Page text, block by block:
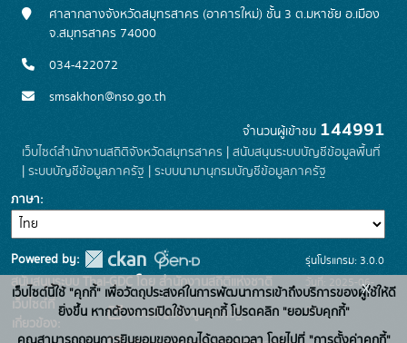
ศาลากลางจังหวัดสมุทรสาคร (อาคารใหม่) ชั้น 3 ต.มหาชัย อ.เมือง
จ.สมุทรสาคร 74000
034-422072
smsakhon@nso.go.th
จำนวนผู้เข้าชม 144991
เว็บไซต์สำนักงานสถิติจังหวัดสมุทรสาคร | สนับสนุนระบบบัญชีข้อมูลพื้นที่
| ระบบบัญชีข้อมูลภาครัฐ | ระบบนามานุกรมบัญชีข้อมูลภาครัฐ
ภาษา
Powered by:
สนับสนุนระบบ Thai-GDC โดย สำนักงานสถิติแห่งชาติ
เว็บไซต์ที่
เกี่ยวข้อง:
ระบบบัญชีข้อมูลภาครัฐ
รุ่นโปรแกรม: 3.0.0
วันที่: 2025-06-
26
เว็บไซต์นี้ใช้ "คุกกี้" เพื่อวัตถุประสงค์ในการพัฒนาการเข้าถึงบริการของผู้ใช้ให้ดี
ยิ่งขึ้น หากต้องการเปิดใช้งานคุกกี้ โปรดคลิก "ยอมรับคุกกี้"
x